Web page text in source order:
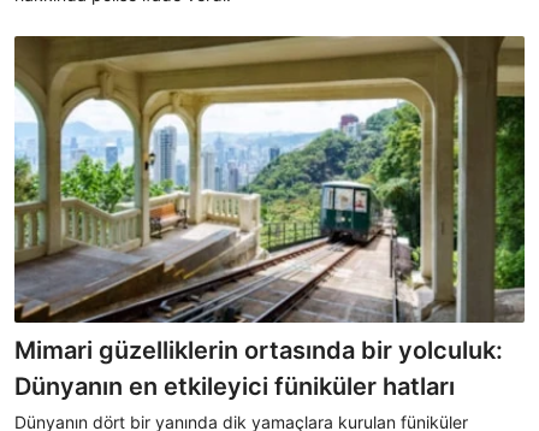
Mimari güzelliklerin ortasında bir yolculuk:
Dünyanın en etkileyici füniküler hatları
Dünyanın dört bir yanında dik yamaçlara kurulan füniküler